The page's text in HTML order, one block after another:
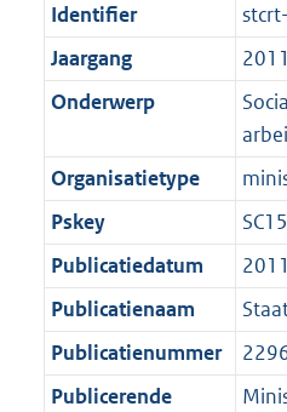
Identifier
Jaargang
2011
Onderwerp
Organisatietype
Pskey
Publicatiedatum
Publicatienaam
Publicatienummer
Publicerende